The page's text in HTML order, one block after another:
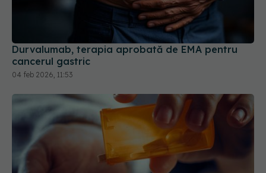
Durvalumab, terapia aprobată de EMA pentru
cancerul gastric
04 feb 2026, 11:53